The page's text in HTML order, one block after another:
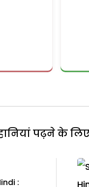
पढ़ने के
: